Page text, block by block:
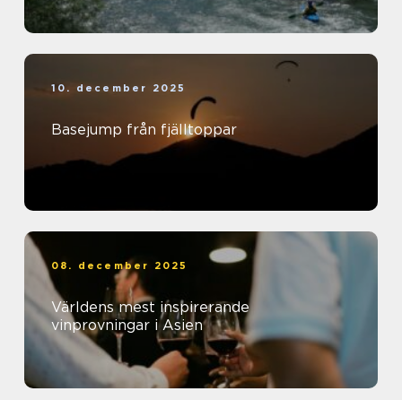
10. december 2025
Basejump från fjälltoppar
08. december 2025
Världens mest inspirerande
vinprovningar i Asien